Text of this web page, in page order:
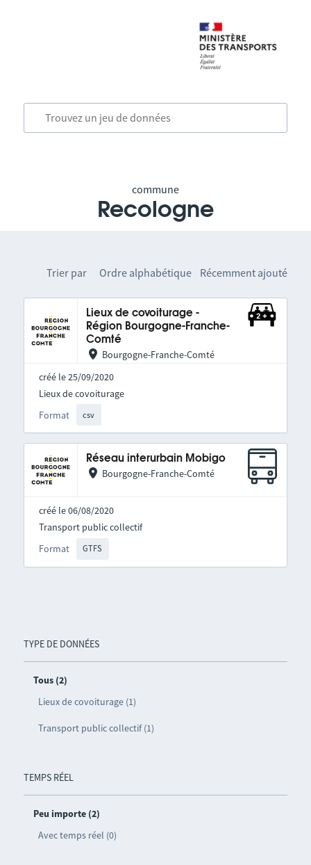
commune
Recologne
TYPE DE DONNÉES
Tous (2)
Lieux de covoiturage (1)
Transport public collectif (1)
TEMPS RÉEL
Peu importe (2)
Avec temps réel (0)
Trier par Ordre alphabétique Récemment ajouté
Lieux de covoiturage -
Région Bourgogne-Franche-
Comté
Bourgogne-Franche-Comté
créé le 25/09/2020
Format csv
Lieux de covoiturage
Réseau interurbain Mobigo
Bourgogne-Franche-Comté
créé le 06/08/2020
Format GTFS
Transport public collectif